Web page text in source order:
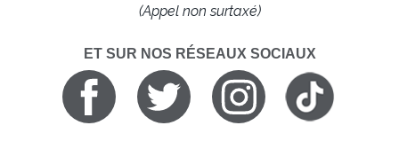
(Appel non surtaxé)
ET SUR NOS RÉSEAUX SOCIAUX